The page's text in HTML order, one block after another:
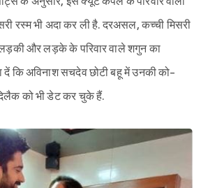
रस्म भी अदा कर ली है. दरअसल, कच्ची मिसरी
और लड़के के परिवार वाले शगुन का
कि अविनाश सचदेव छोटी बहू में उनकी को-
को भी डेट कर चुके हैं.